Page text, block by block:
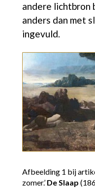
andere lichtbron
anders dan met
ingevuld.
Afbeelding 1 bij
zomer.’ De Slaap